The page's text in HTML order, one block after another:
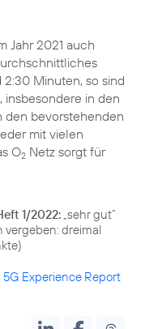
Jahr 2021 auch
Minuten, so sind
insbesondere in den
den bevorstehenden
mit vielen
O2 Netz sorgt für
1/2022: „sehr gut“
vergeben: dreimal
5G Experience Report